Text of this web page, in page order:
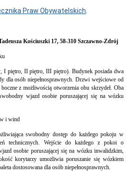
Praw Obywatelskich.
Kościuszki 17, 58-310 Szczawno-Zdrój
I piętro, II piętro, III piętro). Budynek posiada dwa
dla osób niepełnosprawnych. Drzwi wejściowe od
z możliwością otworzenia obu skrzydeł. Oba
wjazd osobie poruszającej się na wózku
i wind
swobodny dostęp do każdego pokoju w
technicznych. Wejście do każdego z pokoi o
osobie poruszającej się na wózku inwalidzkim,
korytarzy umożliwia poruszanie się wózkiem
dostosowana dla osób niepełnosprawnych.